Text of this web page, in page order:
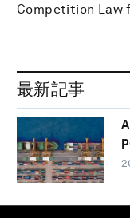
Competition Law
最新記事